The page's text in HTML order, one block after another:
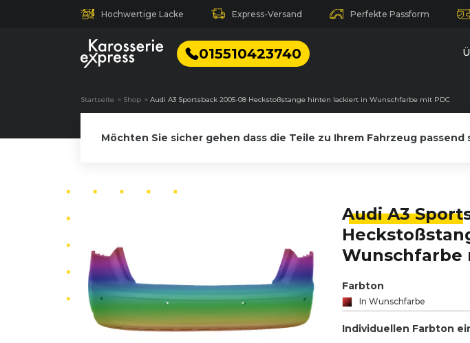
Hochwertige Lacke Express-Versand Perfekte Passform
015510423740
Startseite » Shop » Audi A3 Sportsback 2005-08 Heckstoßstange hinten lackiert in Wunschfarbe mit PDC
Möchten Sie sicher gehen dass die Teile zu Ihrem Fahrzeug passend
Audi A3 Sport
Wunschfarbe
Farbton
In Wunschfarbe
Individuellen Farbton